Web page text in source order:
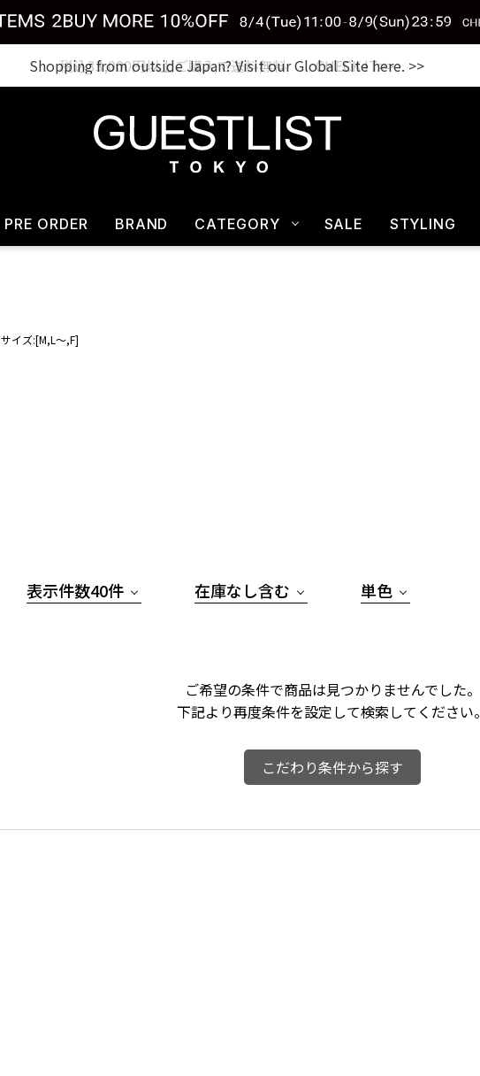
税込33,000円以上ご購入で送料無料 CHECK IT>>
Shopping from outside Japan? Visit our Global Site here. >>
PRE ORDER BRAND CATEGORY SALE STYLING
サイズ:[M,L～,F]
表示件数40件 在庫なし含む 単色
ご希望の条件で商品は見つかりませんでした。
下記より再度条件を設定して検索してください。
こだわり条件から探す